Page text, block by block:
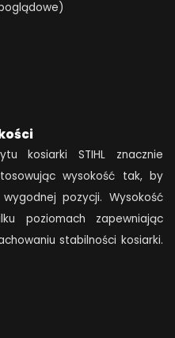
kosiarki STIHL znacznie
wysokość tak, by
pozycji. Wysokość
poziomach zapewniając
stabilności kosiarki.